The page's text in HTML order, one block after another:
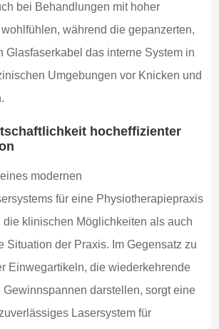
bei Behandlungen mit hoher
während die gepanzerten,
Glasfaserkabel das interne System in
Umgebungen vor Knicken und
hocheffizienter
modernen
für eine Physiotherapiepraxis
die klinischen Möglichkeiten als auch
Situation der Praxis. Im Gegensatz zu
Einwegartikeln, die wiederkehrende
Gewinnspannen darstellen, sorgt eine
Lasersystem für